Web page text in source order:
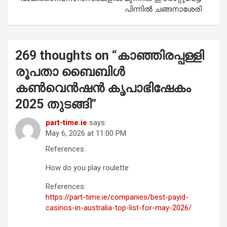
പിന്നിൽ ചങ്ങനാശേരി
269 thoughts on “കാഞ്ഞിരപ്പള്ളി
രൂപതാ ബൈബിൾ
കൺവെൻഷൻ കൃപാഭിഷേകം
2025 തുടങ്ങി”
part-time.ie says:
May 6, 2026 at 11:00 PM
References:
How do you play roulette
References:
https://part-time.ie/companies/best-payid-
casinos-in-australia-top-list-for-may-2026/